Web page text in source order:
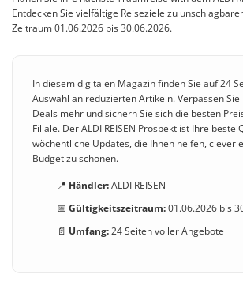
Entdecken Sie vielfältige Reiseziele zu
Zeitraum 01.06.2026 bis 30.06.2026.
In diesem digitalen Magazin finden Sie auf 24
Auswahl an reduzierten Artikeln. Verpassen Sie
Deals mehr und sichern Sie sich die besten
Filiale. Der ALDI REISEN Prospekt ist Ihre beste
wöchentliche Updates, die Ihnen helfen, clever
Budget zu schonen.
📍 Händler:ALDI REISEN
📅 Gültigkeitszeitraum:01.06.2026 bis
📄 Umfang:24 Seiten voller Angebote